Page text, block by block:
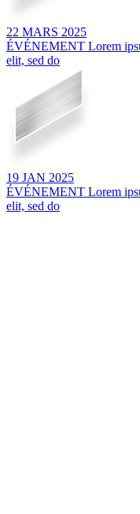
22 MARS 2025
ÉVÉNEMENT Lorem
elit, sed do
19 JAN 2025
ÉVÉNEMENT Lorem
elit, sed do